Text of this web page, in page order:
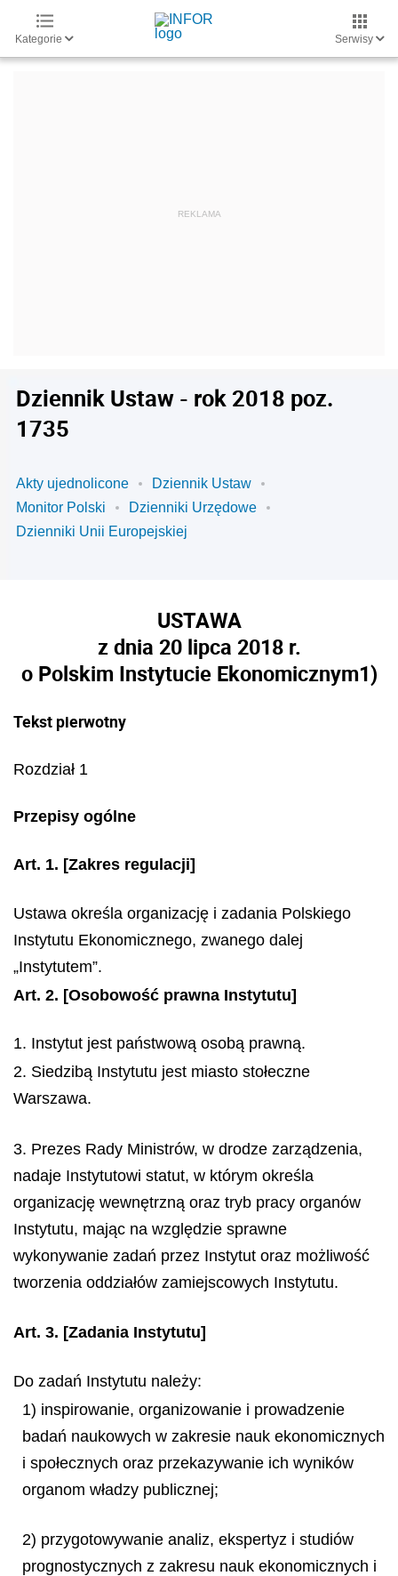
Kategorie Serwisy
Dziennik Ustaw - rok 2018 poz.
1735
Akty ujednolicone
Dziennik Ustaw
Monitor Polski
Dzienniki Urzędowe
Dzienniki Unii Europejskiej
USTAWA
z dnia 20 lipca 2018 r.
o Polskim Instytucie Ekonomicznym1)
Tekst pierwotny
Rozdział 1
Przepisy ogólne
Art. 1. [Zakres regulacji]
Ustawa określa organizację i zadania Polskiego
Instytutu Ekonomicznego, zwanego dalej
„Instytutem”.
Art. 2. [Osobowość prawna Instytutu]
1. Instytut jest państwową osobą prawną.
2. Siedzibą Instytutu jest miasto stołeczne
Warszawa.
3. Prezes Rady Ministrów, w drodze zarządzenia,
nadaje Instytutowi statut, w którym określa
organizację wewnętrzną oraz tryb pracy organów
Instytutu, mając na względzie sprawne
wykonywanie zadań przez Instytut oraz możliwość
tworzenia oddziałów zamiejscowych Instytutu.
Art. 3. [Zadania Instytutu]
Do zadań Instytutu należy:
1) inspirowanie, organizowanie i prowadzenie
badań naukowych w zakresie nauk ekonomicznych
i społecznych oraz przekazywanie ich wyników
organom władzy publicznej;
2) przygotowywanie analiz, ekspertyz i studiów
prognostycznych z zakresu nauk ekonomicznych i